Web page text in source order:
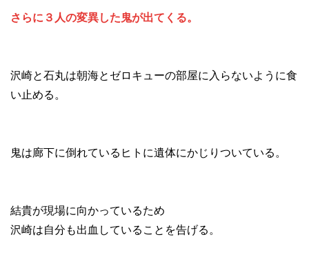
さらに３人の変異した鬼が出てくる。
沢崎と石丸は朝海とゼロキューの部屋に入らないように食
い止める。
鬼は廊下に倒れているヒトに遺体にかじりついている。
結貴が現場に向かっているため
沢崎は自分も出血していることを告げる。